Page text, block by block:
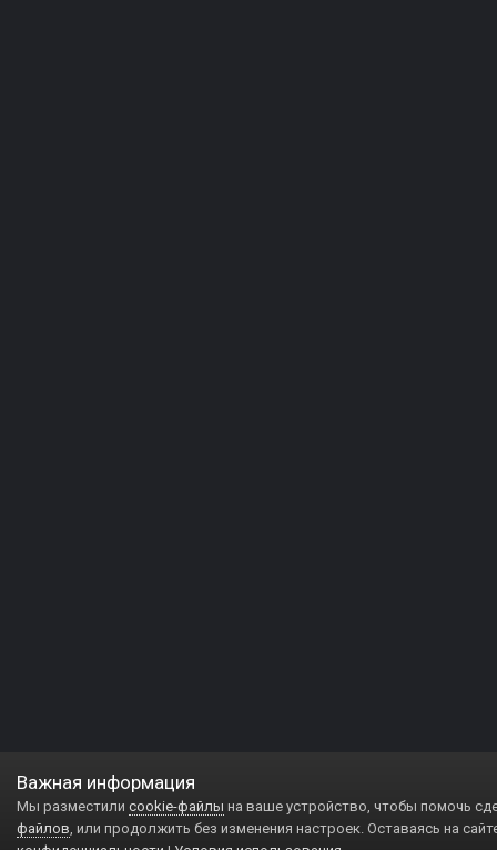
Важная информация
Мы разместили cookie-файлы на ваше устройство, чтобы помочь
файлов, или продолжить без изменения настроек. Оставаясь на